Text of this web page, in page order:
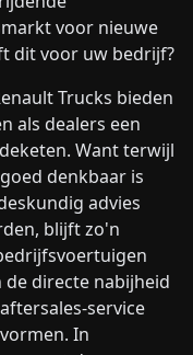
voor nieuwe
dit voor uw bedrijf?
Trucks bieden
als dealers een
Want terwijl
denkbaar is
advies
blijft zo'n
directe nabijheid
service
In